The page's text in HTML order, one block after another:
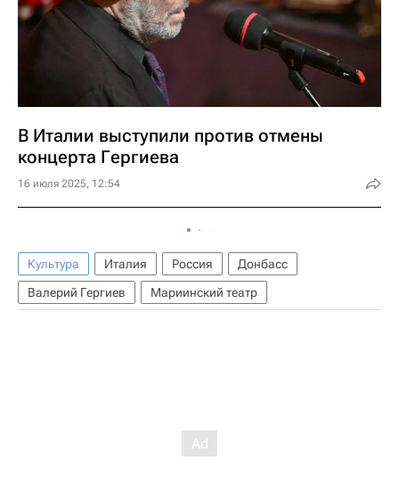
В Италии выступили против отмены
концерта Гергиева
16 июля 2025, 12:54
Культура Италия Россия
Донбасс
Валерий Гергиев
Мариинский театр